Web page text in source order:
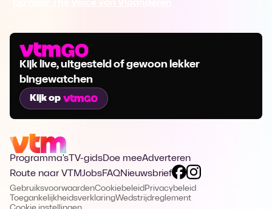
Kijk live, uitgesteld of gewoon lekker
bingewatchen
Kijk op
Programma's TV-gidsDoe meeAdverteren
Route naar VTMJobsFAQNieuwsbrief
GebruiksvoorwaardenCookiebeleid Privacybeleid
ToegankelijkheidsverklaringWedstrijdreglement